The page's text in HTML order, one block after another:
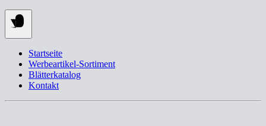
Startseite
Werbeartikel-Sortiment
Blätterkatalog
Kontakt